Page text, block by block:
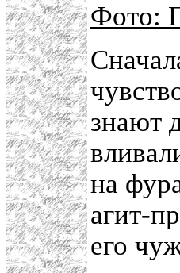
Фото:
знают
на
агит-
его